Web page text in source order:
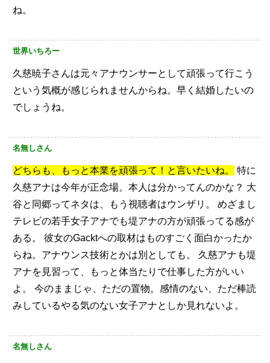
ね。
世界いちろー
久慈暁子さんは元々アナウンサーとして頑張って行こう
という気概が感じられませんからね。早く結婚したいの
でしょうね。
名無しさん
どちらも、もっと本業を頑張って！と言いたいね。
特に
久慈アナは今年が正念場。本人は分かってんのかな？ 大
谷と同郷ってネタは、もう視聴者はウンザリ。
めざまし
テレビの若手女子アナでも堤アナの方が頑張ってる感が
ある。
彼女のGacktへの取材はものすごく面白かったか
らね。アナウンス技術とかは別としても。
久慈アナも堤
アナを見習って、もっと体当たりで仕事した方がいい
よ。
今のままじゃ、ただの置物。感情のない、ただ棒読
みしているやる気のない女子アナとしか見れないよ。
名無しさん